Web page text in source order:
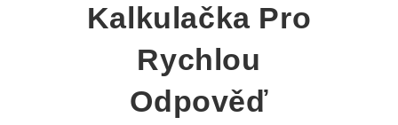
Kalkulačka Pro
Rychlou
Odpověď